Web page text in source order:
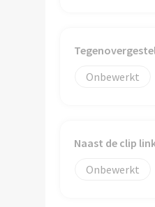
Onbewerkt
Naast de clip
Onbewerkt